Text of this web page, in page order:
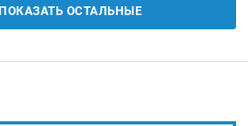
ПОКАЗАТЬ ОСТАЛЬНЫЕ